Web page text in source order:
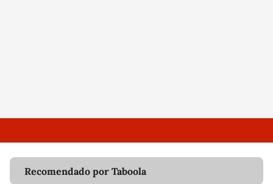
Recomendado por Taboola